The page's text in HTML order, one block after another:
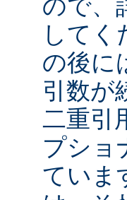
ので、
してく
の後に
引数が
二重引
プショ
ていま